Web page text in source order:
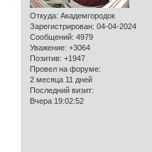
Откуда: Академгородок
Зарегистрирован: 04-04-2024
Сообщений: 4979
Уважение: +3064
Позитив: +1947
Провел на форуме:
2 месяца 11 дней
Последний визит:
Вчера 19:02:52